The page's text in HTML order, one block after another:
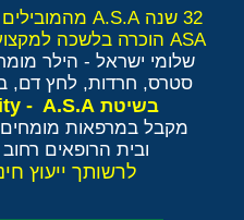
32 שנה A.S.A מהמובילים בהישגים בישראל ובאירופה
ASA הוכרה בלשכה למקצועות בריאות משלימים RCP
שלומי ישראל - הילר
סטרס, חרדות, לחץ דם,
בשיטת Anti Stress Activity - A.S.A
מקבל במרפאות
ובית הרופאים רחוב הברזל
לרשותך ייעוץ חינם 077-